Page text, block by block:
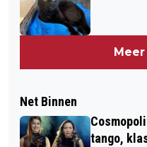
Net Binnen
tango,